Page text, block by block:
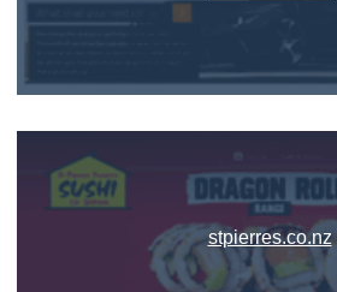
stpierres.co.nz